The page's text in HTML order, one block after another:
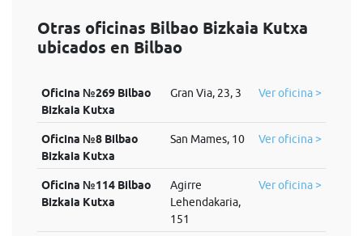
Otras oficinas Bilbao Bizkaia Kutxa
ubicados en Bilbao
Oficina №269 Bilbao
Bizkaia Kutxa
Gran Via, 23, 3 Ver oficina >
Oficina №8 Bilbao
Bizkaia Kutxa
San Mames, 10 Ver oficina >
Oficina №114 Bilbao
Bizkaia Kutxa
Agirre
Lehendakaria,
151
Ver oficina >